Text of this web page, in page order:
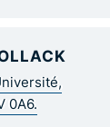
0A6.